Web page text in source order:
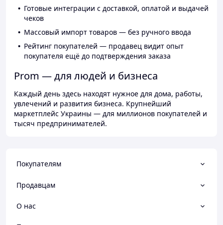
Готовые интеграции с доставкой, оплатой и выдачей
чеков
Массовый импорт товаров — без ручного ввода
Рейтинг покупателей — продавец видит опыт
покупателя ещё до подтверждения заказа
Prom — для людей и бизнеса
Каждый день здесь находят нужное для дома, работы,
увлечений и развития бизнеса. Крупнейший
маркетплейс Украины — для миллионов покупателей и
тысяч предпринимателей.
Покупателям
Продавцам
О нас